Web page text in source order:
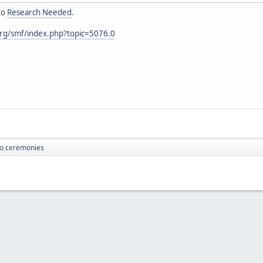
Research Needed.
smf/index.php?topic=5076.0
ceremonies